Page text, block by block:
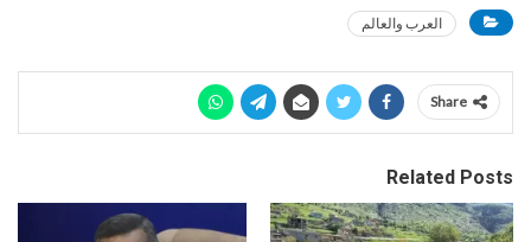
العرب والعالم
Share
Related Posts